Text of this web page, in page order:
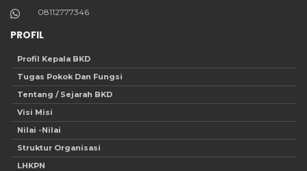
08112777346
PROFIL
Profil Kepala BKD
Tugas Pokok Dan Fungsi
Tentang / Sejarah BKD
Visi Misi
Nilai -Nilai
Struktur Organisasi
LHKPN